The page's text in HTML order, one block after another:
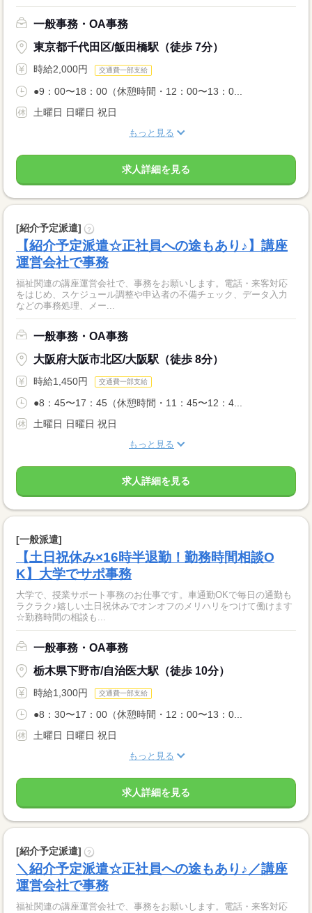
一般事務・OA事務
東京都千代田区/飯田橋駅（徒歩 7分）
時給2,000円 交通費一部支給
●9：00〜18：00（休憩時間・12：00〜13：0...
土曜日 日曜日 祝日
もっと見る
求人詳細を見る
[紹介予定派遣] ?
【紹介予定派遣☆正社員への途もあり♪】講座
運営会社で事務
福祉関連の講座運営会社で、事務をお願いします。電話・来客対応
をはじめ、スケジュール調整や申込者の不備チェック、データ入力
などの事務処理、メー...
一般事務・OA事務
大阪府大阪市北区/大阪駅（徒歩 8分）
時給1,450円 交通費一部支給
●8：45〜17：45（休憩時間・11：45〜12：4...
土曜日 日曜日 祝日
もっと見る
求人詳細を見る
[一般派遣]
【土日祝休み×16時半退勤！勤務時間相談O
K】大学でサポ事務
大学で、授業サポート事務のお仕事です。車通勤OKで毎日の通勤も
ラクラク♪嬉しい土日祝休みでオンオフのメリハリをつけて働けます
☆勤務時間の相談も...
一般事務・OA事務
栃木県下野市/自治医大駅（徒歩 10分）
時給1,300円 交通費一部支給
●8：30〜17：00（休憩時間・12：00〜13：0...
土曜日 日曜日 祝日
もっと見る
求人詳細を見る
[紹介予定派遣] ?
＼紹介予定派遣☆正社員への途もあり♪／講座
運営会社で事務
福祉関連の講座運営会社で、事務をお願いします。電話・来客対応